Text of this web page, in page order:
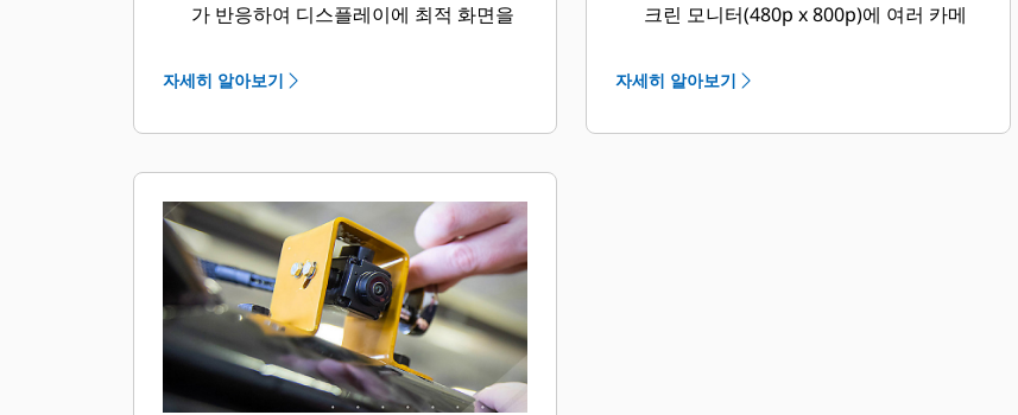
가 반응하여 디스플레이에 최적 화면을
카메라 덕분에 지상에 최소한의 직원만
습니다.​​​​
쉽게 살필 수 있으므로 편안함과 생산성
이 높아집니다.
생산성을 발휘하지 못하게 하고 작업자
부상을 유발할 수도 있는 위반행위를 방
지합니다.
자세히 알아보기
크린 모니터(480p x 800p)에 여러 카메
특정 카메라 보기가 함께 표시됩니다.​ ​
되어 카메라에서 디스플레이로 고밀도
자세히 알아보기